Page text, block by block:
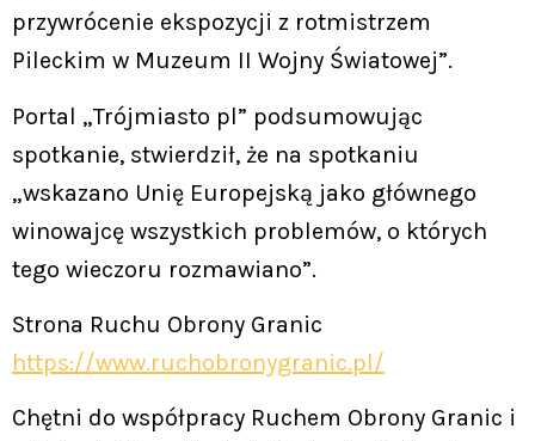
przywrócenie ekspozycji z rotmistrzem
Pileckim w Muzeum II Wojny Światowej”.
Portal „Trójmiasto pl” podsumowując
spotkanie, stwierdził, że na spotkaniu
„wskazano Unię Europejską jako głównego
winowajcę wszystkich problemów, o których
tego wieczoru rozmawiano”.
Strona Ruchu Obrony Granic
https://www.ruchobronygranic.pl/
Chętni do współpracy Ruchem Obrony Granic i